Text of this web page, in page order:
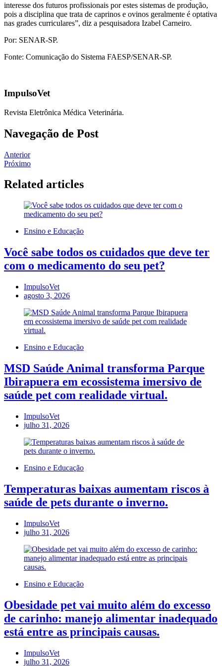
interesse dos futuros profissionais por estes sistemas de produção,
pois a disciplina que trata de caprinos e ovinos geralmente é optativa
nas grades curriculares”, diz a pesquisadora Izabel Carneiro.
Por: SENAR-SP.
Fonte: Comunicação do Sistema FAESP/SENAR-SP.
ImpulsoVet
Revista Eletrônica Médica Veterinária.
Navegação de Post
Anterior
Próximo
Related articles
Ensino e Educação
Você sabe todos os cuidados que deve ter
com o medicamento do seu pet?
ImpulsoVet
agosto 3, 2026
Ensino e Educação
MSD Saúde Animal transforma Parque
Ibirapuera em ecossistema imersivo de
saúde pet com realidade virtual.
ImpulsoVet
julho 31, 2026
Ensino e Educação
Temperaturas baixas aumentam riscos à
saúde de pets durante o inverno.
ImpulsoVet
julho 31, 2026
Ensino e Educação
Obesidade pet vai muito além do excesso
de carinho: manejo alimentar inadequado
está entre as principais causas.
ImpulsoVet
julho 31, 2026